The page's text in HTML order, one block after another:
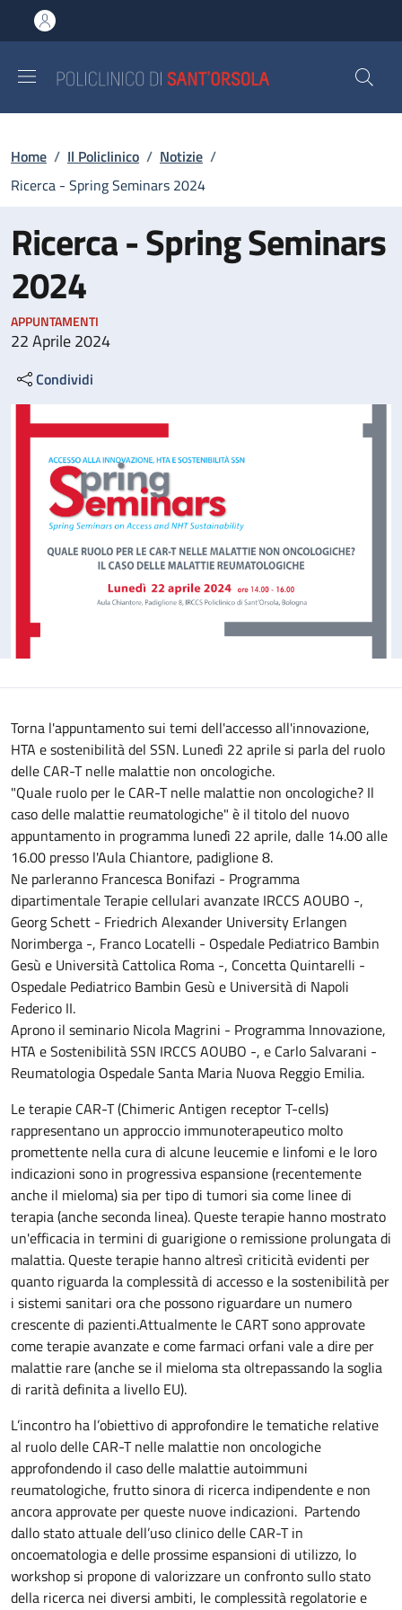
al contenuto principale
to footer content
Briciole di pane
Home / Il Policlinico / Notizie /
Ricerca - Spring Seminars 2024
Ricerca - Spring Seminars
2024
APPUNTAMENTI
22 Aprile 2024
Condividi
Torna l'appuntamento sui temi dell'accesso all'innovazione,
HTA e sostenibilità del SSN. Lunedì 22 aprile si parla del ruolo
delle CAR-T nelle malattie non oncologiche.
"Quale ruolo per le CAR-T nelle malattie non oncologiche? Il
caso delle malattie reumatologiche" è il titolo del nuovo
appuntamento in programma lunedì 22 aprile, dalle 14.00 alle
16.00 presso l'Aula Chiantore, padiglione 8.
Ne parleranno Francesca Bonifazi - Programma
dipartimentale Terapie cellulari avanzate IRCCS AOUBO -,
Georg Schett - Friedrich Alexander University Erlangen
Norimberga -, Franco Locatelli - Ospedale Pediatrico Bambin
Gesù e Università Cattolica Roma -, Concetta Quintarelli -
Ospedale Pediatrico Bambin Gesù e Università di Napoli
Federico II.
Aprono il seminario Nicola Magrini - Programma Innovazione,
HTA e Sostenibilità SSN IRCCS AOUBO -, e Carlo Salvarani -
Reumatologia Ospedale Santa Maria Nuova Reggio Emilia.
Le terapie CAR-T (Chimeric Antigen receptor T-cells)
rappresentano un approccio immunoterapeutico molto
promettente nella cura di alcune leucemie e linfomi e le loro
indicazioni sono in progressiva espansione (recentemente
anche il mieloma) sia per tipo di tumori sia come linee di
terapia (anche seconda linea). Queste terapie hanno mostrato
un'efficacia in termini di guarigione o remissione prolungata di
malattia. Queste terapie hanno altresì criticità evidenti per
quanto riguarda la complessità di accesso e la sostenibilità per
i sistemi sanitari ora che possono riguardare un numero
crescente di pazienti.Attualmente le CART sono approvate
come terapie avanzate e come farmaci orfani vale a dire per
malattie rare (anche se il mieloma sta oltrepassando la soglia
di rarità definita a livello EU).
L’incontro ha l’obiettivo di approfondire le tematiche relative
al ruolo delle CAR-T nelle malattie non oncologiche
approfondendo il caso delle malattie autoimmuni
reumatologiche, frutto sinora di ricerca indipendente e non
ancora approvate per queste nuove indicazioni. Partendo
dallo stato attuale dell’uso clinico delle CAR-T in
oncoematologia e delle prossime espansioni di utilizzo, lo
workshop si propone di valorizzare un confronto sullo stato
della ricerca nei diversi ambiti, le complessità regolatorie e